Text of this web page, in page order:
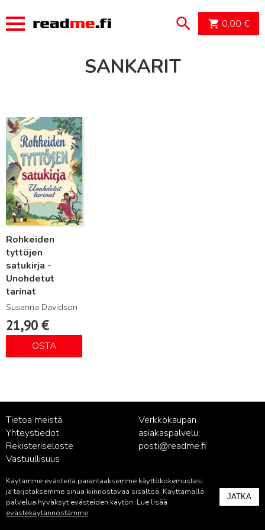
0,00 €
SANKARIT
Rohkeiden
tyttöjen
satukirja -
Unohdetut
tarinat
Susanna Davidson
21,90 €
OSTA
Lue lisää
Tietoa meistä
Yhteystiedot
Rekisteriseloste
Vastuullisuus
Verkkokaupan
asiakaspalvelu:
posti@readme.fi
Kustantamon asiakaspalvelu:
palvelu@readme.fi
Käytämme evästeitä parantaaksemme käyttökokemustasi
ja tarjotaksemme sinua kiinnostavaa sisältöä. Käyttämällä
palvelua hyväksyt evästeiden käytön. Lue lisää
evästekäytännöstämme.
JATKA